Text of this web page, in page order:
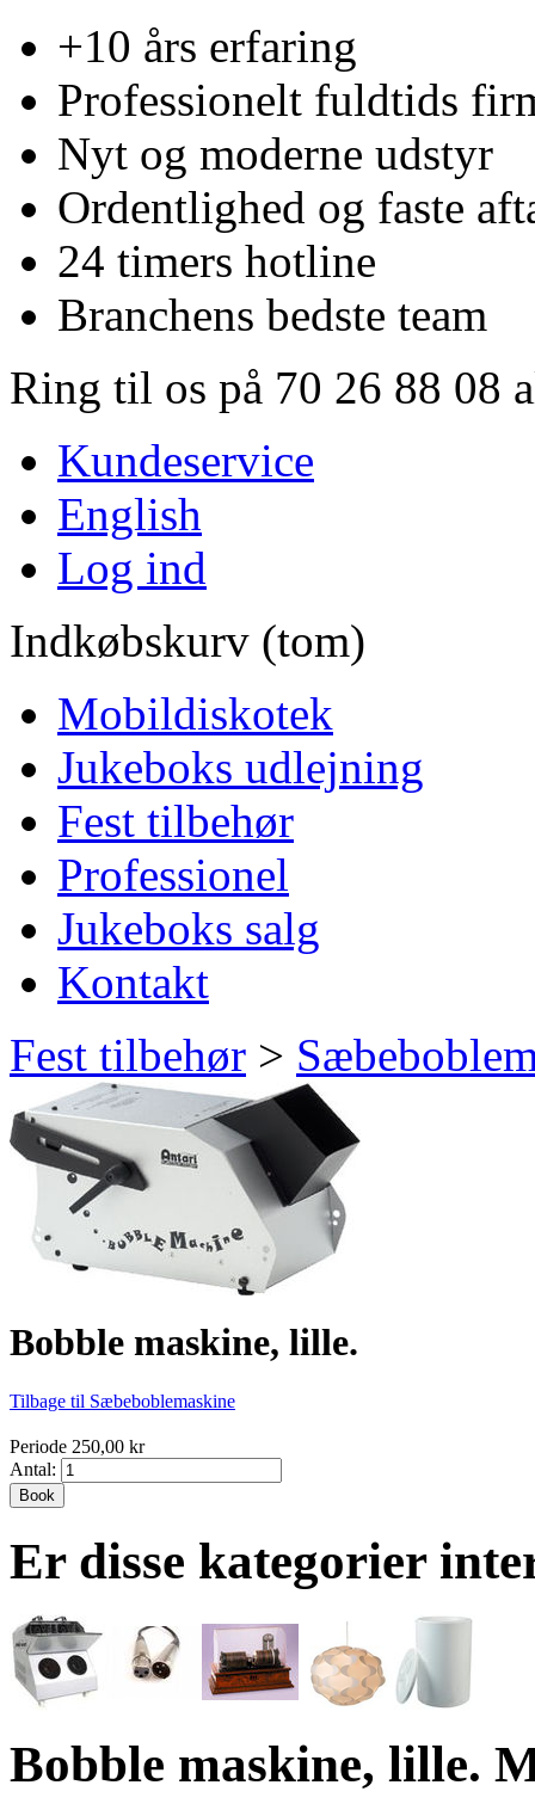
+10 års erfaring
Professionelt fuldtids
Nyt og moderne udstyr
Ordentlighed og faste
24 timers hotline
Branchens bedste team
Ring til os på 70 26 88 08
Kundeservice
English
Log ind
Indkøbskurv (tom)
Mobildiskotek
Jukeboks udlejning
Fest tilbehør
Professionel
Jukeboks salg
Kontakt
Fest tilbehør >
Bobble maskine, lille.
Tilbage til Sæbeboblemaskine
Periode 250,00 kr
Antal:
Book
Er disse kategorier
Bobble maskine, lille.